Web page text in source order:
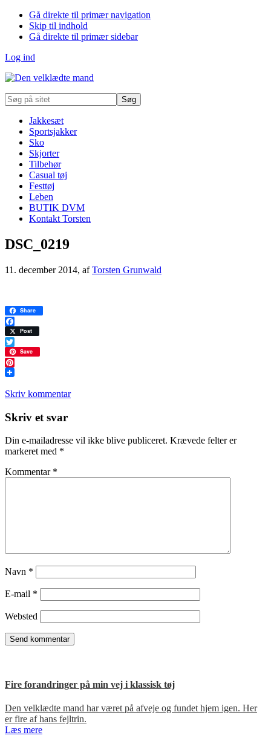
Gå direkte til primær navigation
Skip til indhold
Gå direkte til primær sidebar
Log ind
Søg
på
Jakkesæt
Sportsjakker
Sko
Skjorter
Tilbehør
Casual tøj
Festtøj
Leben
BUTIK DVM
Kontakt Torsten
DSC_0219
11. december 2014, afTorsten Grunwald
Share
Facebook
Post
Twitter
Save
Pinterest
Skriv kommentar
Læserinteraktioner
Skriv et svar
Din e-mailadresse vil ikke blive publiceret. Krævede felter er
markeret med *
Kommentar *
Navn *
E-mail *
Websted
Fire forandringer på min vej i klassisk tøj
Den velklædte mand har været på afveje og fundet hjem igen. Her
er fire af hans fejltrin.
Læs mere